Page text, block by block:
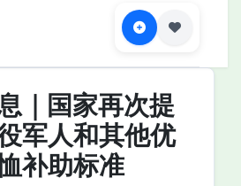
｜国家再次提
军人和其他优
补助标准